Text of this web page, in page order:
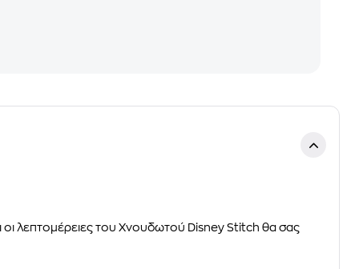
οι λεπτομέρειες του Χνουδωτού Disney Stitch θα σας